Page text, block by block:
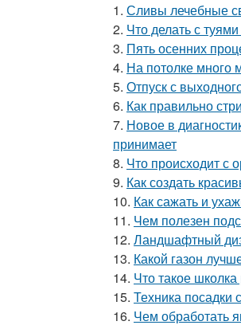
1. Сливы лечебные
2. Что делать с
3. Пять осенних
4. На потолке много
5. Отпуск с
6. Как правильно
7. Новое в
принимает
8. Что происходит с
9. Как создать
10. Как сажать и
11. Чем полезен
12. Ландшафтный
13. Какой газон
14. Что такое
15. Техника посадки
16. Чем обработать